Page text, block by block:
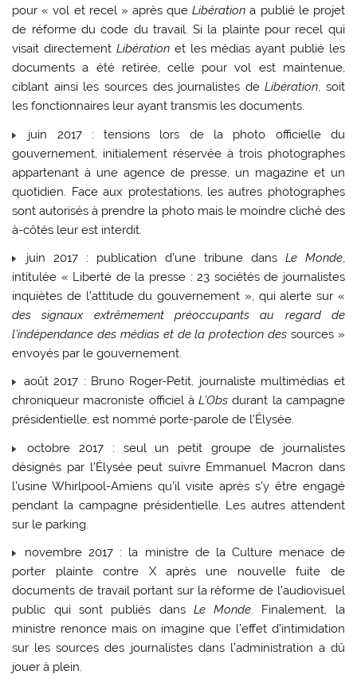
pour « vol et recel » après queLibération a publié le projet
de réforme du code du travail. Si la plainte pour recel qui
visait directement Libérationet les médias ayant publié les
documents a été retirée, celle pour vol est maintenue,
ciblant ainsi les sources des journalistes deLibération, soit
les fonctionnaires leur ayant transmis les documents.
juin 2017 : tensions lors de la photo officielle du
gouvernement, initialement réservée à trois photographes
appartenant à une agence de presse, un magazine et un
quotidien. Face aux protestations, les autres photographes
sont autorisés à prendre la photo mais le moindre cliché des
à-côtés leur est interdit.
juin 2017 : publication d’une tribune dans Le Monde,
intitulée « Liberté de la presse : 23 sociétés de journalistes
inquiètes de l’attitude du gouvernement », qui alerte sur «
des signaux extrêmement préoccupants au regard de
l’indépendance des médias et de la protection des sources »
envoyés par le gouvernement.
août 2017 : Bruno Roger-Petit, journaliste multimédias et
chroniqueur macroniste officiel àL’Obs durant la campagne
présidentielle, est nommé porte-parole de l’Élysée.
octobre 2017 : seul un petit groupe de journalistes
désignés par l’Élysée peut suivre Emmanuel Macron dans
l’usine Whirlpool-Amiens qu’il visite après s’y être engagé
pendant la campagne présidentielle. Les autres attendent
sur le parking.
novembre 2017 : la ministre de la Culture menace de
porter plainte contre X après une nouvelle fuite de
documents de travail portant sur la réforme de l’audiovisuel
public qui sont publiés dans Le Monde. Finalement, la
ministre renonce mais on imagine que l’effet d’intimidation
sur les sources des journalistes dans l’administration a dû
jouer à plein.